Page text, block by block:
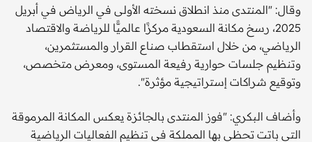
وقال: "المنتدى منذ انطلاق نسخته الأولى في الرياض في أبريل
2025، رسخ مكانة السعودية مركزًا عالميًّا للرياضة والاقتصاد
الرياضي، من خلال استقطاب صناع القرار والمستثمرين،
وتنظيم جلسات حوارية رفيعة المستوى، ومعرض متخصص،
وتوقيع شراكات إستراتيجية مؤثرة".
وأضاف البكري: "فوز المنتدى بالجائزة يعكس المكانة المرموقة
التي باتت تحظى بها المملكة في تنظيم الفعاليات الرياضية